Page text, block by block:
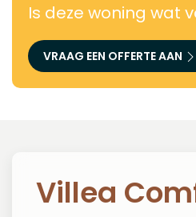
Is deze woning wat
VRAAG EEN OFFERTE AAN
Villea